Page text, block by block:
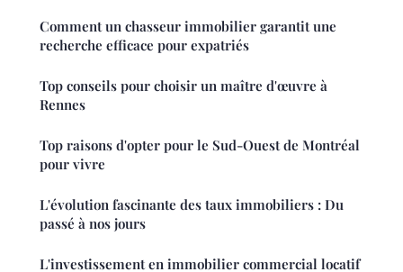
Comment un chasseur immobilier garantit une
recherche efficace pour expatriés
Top conseils pour choisir un maître d'œuvre à
Rennes
Top raisons d'opter pour le Sud-Ouest de Montréal
pour vivre
L'évolution fascinante des taux immobiliers : Du
passé à nos jours
L'investissement en immobilier commercial locatif